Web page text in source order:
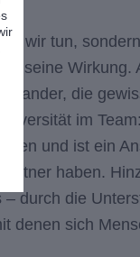
wir tun,
seine
die
im
und ist ein
haben.
durch die
denen sich